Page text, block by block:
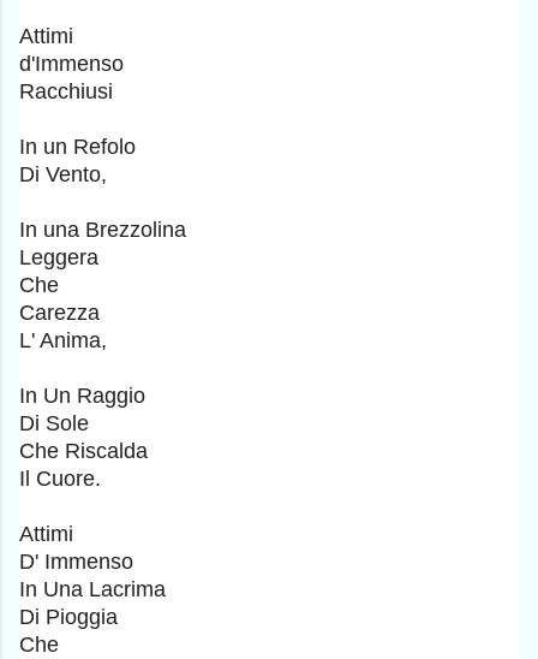
Attimi
d'Immenso
Racchiusi
In un Refolo
Di Vento,
In una Brezzolina
Leggera
Che
Carezza
L' Anima,
In Un Raggio
Di Sole
Che Riscalda
Il Cuore.
Attimi
D' Immenso
In Una Lacrima
Di Pioggia
Che